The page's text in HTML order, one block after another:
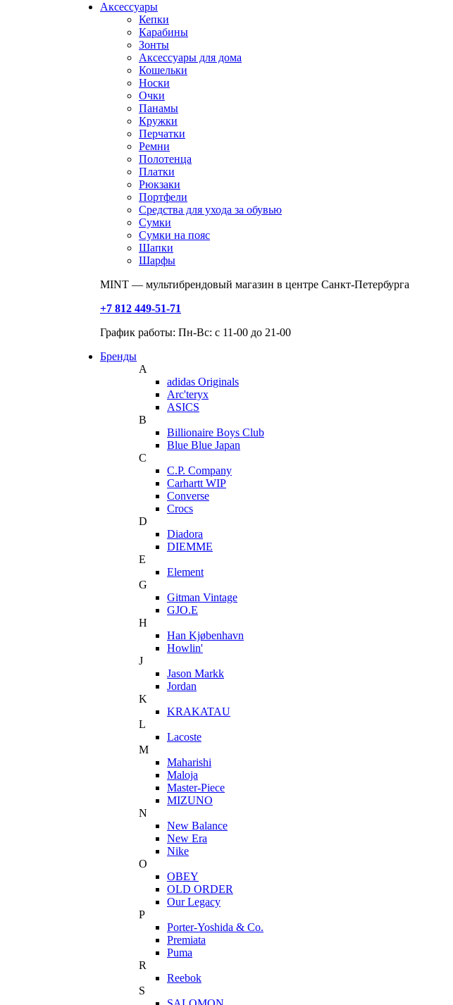
Аксессуары
Кепки
Карабины
Зонты
Аксессуары для дома
Кошельки
Носки
Очки
Панамы
Кружки
Перчатки
Ремни
Полотенца
Платки
Рюкзаки
Портфели
Средства для ухода за обувью
Сумки
Сумки на пояс
Шапки
Шарфы
MINT — мультибрендовый магазин в центре Санкт-Петербурга
+7 812 449-51-71
График работы: Пн-Вс: с 11-00 до 21-00
Бренды
A
adidas Originals
Arc'teryx
ASICS
B
Billionaire Boys Club
Blue Blue Japan
C
C.P. Company
Carhartt WIP
Converse
Crocs
D
Diadora
DIEMME
E
Element
G
Gitman Vintage
GJO.E
H
Han Kjøbenhavn
Howlin'
J
Jason Markk
Jordan
K
KRAKATAU
L
Lacoste
M
Maharishi
Maloja
Master-Piece
MIZUNO
N
New Balance
New Era
Nike
O
OBEY
OLD ORDER
Our Legacy
P
Porter-Yoshida & Co.
Premiata
Puma
R
Reebok
S